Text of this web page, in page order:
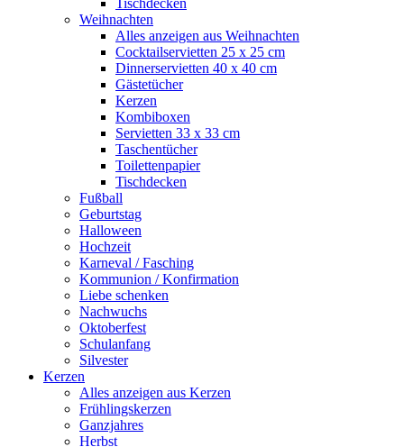
Weihnachten
Alles anzeigen aus Weihnachten
Cocktailservietten 25 x 25 cm
Dinnerservietten 40 x 40 cm
Gästetücher
Kerzen
Kombiboxen
Servietten 33 x 33 cm
Taschentücher
Toilettenpapier
Tischdecken
Fußball
Geburtstag
Halloween
Hochzeit
Karneval / Fasching
Kommunion / Konfirmation
Liebe schenken
Nachwuchs
Oktoberfest
Schulanfang
Silvester
Kerzen
Alles anzeigen aus Kerzen
Frühlingskerzen
Ganzjahres
Herbst